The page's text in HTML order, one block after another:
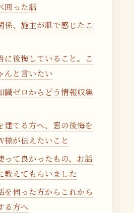
回った話
係、施主が肌で感じたこ
に後悔していること。こ
んと言いたい
識ゼロからどう情報収集
建てる方へ、窓の後悔を
様が伝えたいこと
って良かったもの、お話
教えてもらいました
を伺った方からこれから
る方へ